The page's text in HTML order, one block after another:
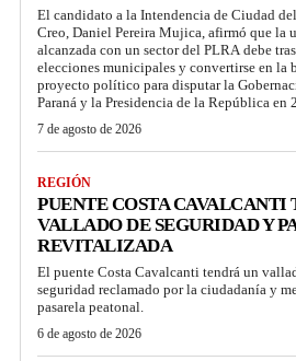
El candidato a la Intendencia de Ciudad
Creo, Daniel Pereira Mujica, afirmó que la
alcanzada con un sector del PLRA debe
elecciones municipales y convertirse en la
proyecto político para disputar la
Paraná y la Presidencia de la República en
7 de agosto de 2026
REGIÓN
PUENTE COSTA CAVALCANTI
VALLADO DE SEGURIDAD Y
REVITALIZADA
El puente Costa Cavalcanti tendrá un
seguridad reclamado por la ciudadanía y
pasarela peatonal.
6 de agosto de 2026